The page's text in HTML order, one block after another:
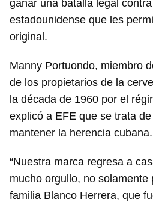
ganar una batalla legal
estadounidense que les
original.
Manny Portuondo, miembro
de los propietarios de la
la década de 1960 por el
explicó a EFE que se trata de
mantener la herencia cubana.
“Nuestra marca regresa a
mucho orgullo, no solamente
familia Blanco Herrera, que